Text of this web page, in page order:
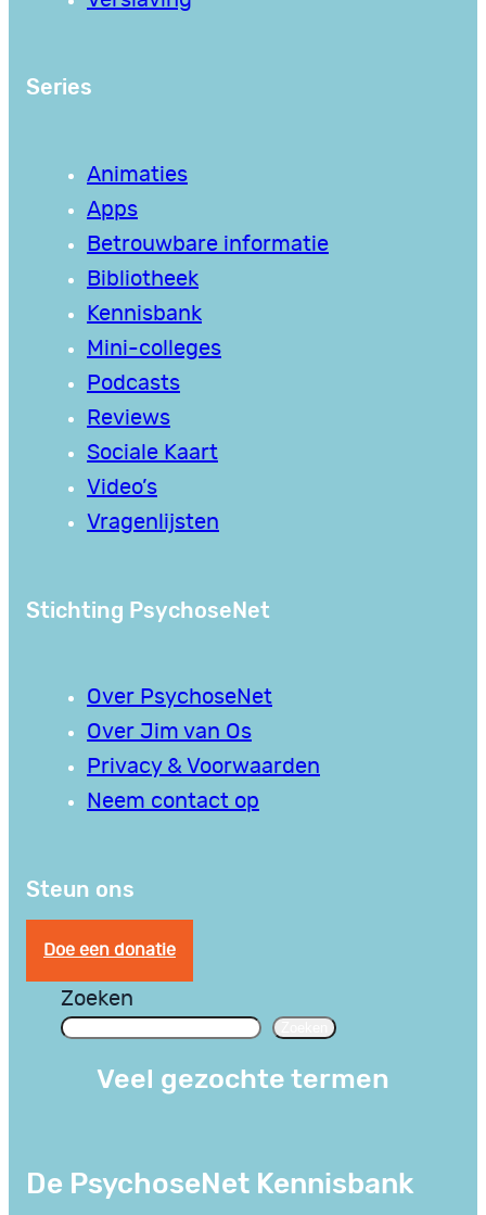
Series
Animaties
Apps
Betrouwbare informatie
Bibliotheek
Kennisbank
Mini-colleges
Podcasts
Reviews
Sociale Kaart
Video’s
Vragenlijsten
Stichting PsychoseNet
Over PsychoseNet
Over Jim van Os
Privacy & Voorwaarden
Neem contact op
Steun ons
Doe een donatie
Zoeken
Veel gezochte termen
De PsychoseNet Kennisbank